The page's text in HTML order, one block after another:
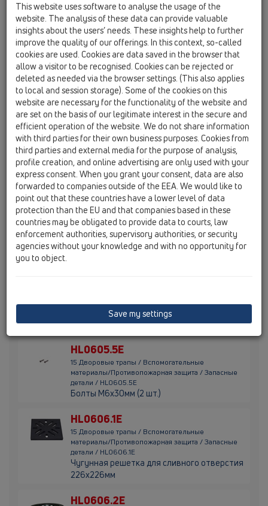
HL0605.1E
15 Дворовые трапы / Вспомогательные
материалы/Противопожарная защита / Запасные
детали / HL0605.1E
Решетка для сливного отверстия из
пластмассы 226х226мм
HL0605.2E
15 Дворовые трапы / Вспомогательные
материалы/Противопожарная защита / Запасные
детали / HL0605.2E
Вкладыш водяного затвора комплектный
HL0605.3E
15 Дворовые трапы / Вспомогательные
материалы/Противопожарная защита / Запасные
детали / HL0605.3E
Решетка для сливного отверстия
нержавеющая сталь 226х226мм с
промежуточной деталью
нержавеющая сталь 226х226мм с
промежуточной деталью
HL0605.5E
15 Дворовые трапы / Вспомогательные
материалы/Противопожарная защита / Запасные
детали / HL0605.5E
Болты М6х30мм (2 шт.)
HL0606.1E
15 Дворовые трапы / Вспомогательные
материалы/Противопожарная защита / Запасные
детали / HL0606.1E
Чугунная решетка для сливного отверстия
226х226мм
HL0606.2E
This website uses software to analyse the usage of the
website. The analysis of these data can provide valuable
insights about the users’ needs. These insights help to further
improve the quality of our offerings. In this context, so-called
cookies are used. Cookies are data saved in the browser that
allow a visitor to be recognised. Cookies can be rejected or
deleted as needed via the browser settings. (This also applies
to local and session storage). Some of the cookies on this
website are necessary for the functionality of the website and
are set on the basis of our legitimate interest in the secure and
efficient operation of the website. We do not share information
with third parties for their own business purposes. Cookies from
third parties and external media for the purpose of analysis,
profile creation, and online advertising are only used with your
express consent. When you grant your consent, data are also
forwarded to companies outside of the EEA. We would like to
point out that these countries have a lower level of data
protection than the EU and that companies based in these
countries may be obligated to provide data to courts, law
enforcement authorities, supervisory authorities, or security
agencies without your knowledge and with no opportunity for
you to object.
Save my settings